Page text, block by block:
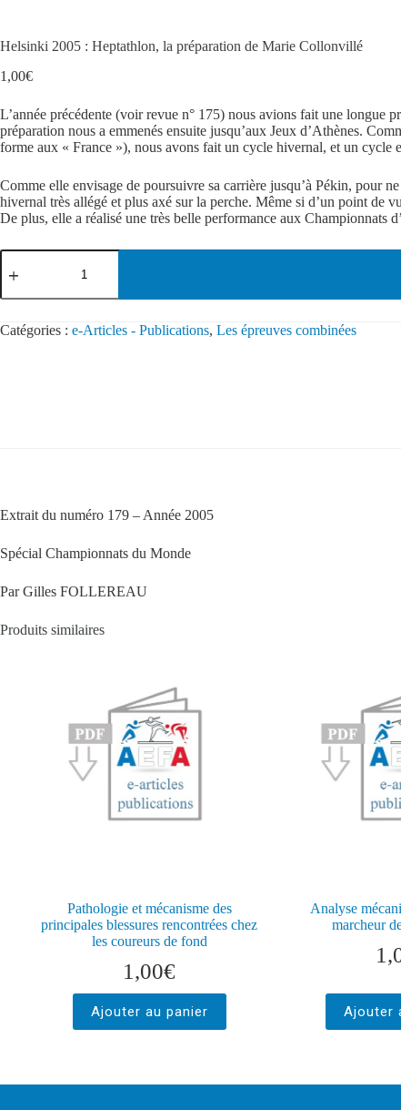
Helsinki 2005 : Heptathlon, la préparation de Marie Collonvillé
1,00€
L’année précédente (voir revue n° 175) nous avions fait une longue
préparation nous a emmenés ensuite jusqu’aux Jeux d’Athènes.
forme aux « France »), nous avons fait un cycle hivernal, et un cycle
Comme elle envisage de poursuivre sa carrière jusqu’à Pékin, pour
hivernal très allégé et plus axé sur la perche. Même si d’un point de
De plus, elle a réalisé une très belle performance aux Championnats
Catégories : e-Articles - Publications, Les épreuves combinées
Extrait du numéro 179 – Année 2005
Spécial Championnats du Monde
Par Gilles FOLLEREAU
Produits similaires
Pathologie et mécanisme des
principales blessures rencontrées chez
les coureurs de fond
1,00€
Ajouter au panier
Analyse
marcheur
Ajouter